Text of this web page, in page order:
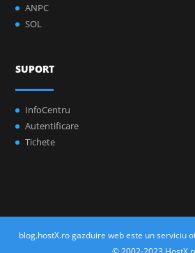
ANPC
SOL
SUPORT
InfoCentru
Autentificare
Tichete
blog.hostX.ro gazduire web este un serviciu